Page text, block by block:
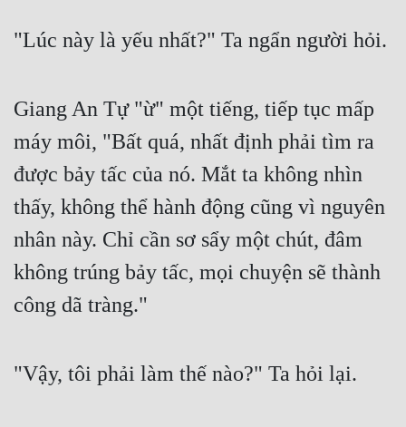
Hậu Cung
Truyện Dịch
Truyện Nhập Môn
Truyện ngắn
Cổ Tiên Hiệp
"Lúc này là yếu nhất?" Ta ngẩn người hỏi.
Giang An Tự "ừ" một tiếng, tiếp tục mấp
máy môi, "Bất quá, nhất định phải tìm ra
được bảy tấc của nó. Mắt ta không nhìn
thấy, không thể hành động cũng vì nguyên
nhân này. Chỉ cần sơ sẩy một chút, đâm
không trúng bảy tấc, mọi chuyện sẽ thành
công dã tràng."
"Vậy, tôi phải làm thế nào?" Ta hỏi lại.